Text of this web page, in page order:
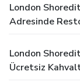
London
Adresinde
London
Ücretsiz